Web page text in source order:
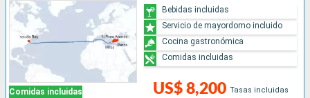
Comidas incluidas US$ 8,200 Tasas incluidas
Bebidas incluidas
Servicio de mayordomo incluido
Cocina gastronómica
Comidas incluidas